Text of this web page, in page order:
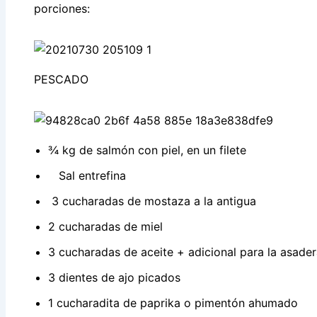
porciones:
PESCADO
¾ kg de salmón con piel, en un filete
Sal entrefina
3 cucharadas de mostaza a la antigua
2 cucharadas de miel
3 cucharadas de aceite + adicional para la
3 dientes de ajo picados
1 cucharadita de paprika o pimentón ahumado